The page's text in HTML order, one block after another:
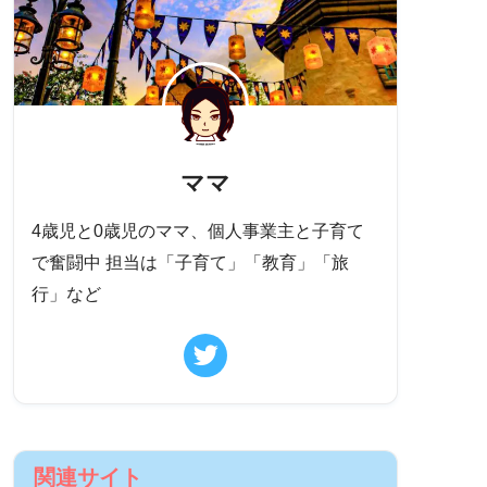
ママ
4歳児と0歳児のママ、個人事業主と子育て
で奮闘中 担当は「子育て」「教育」「旅
行」など
関連サイト